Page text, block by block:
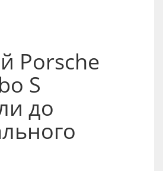
Porsche
S
до